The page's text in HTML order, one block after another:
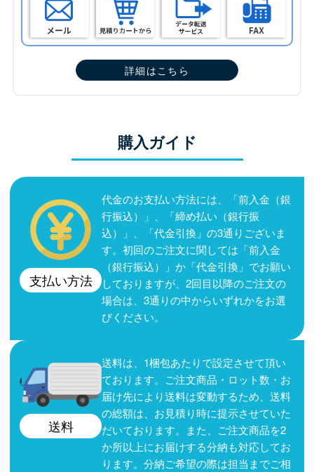
詳細はこちら
購入ガイド
支払い方法
代金のお支払い方法には、「前入金（銀
行振込）」、「締め払い（銀行振
込）」、「代金引換」の3通りございま
す。初回のご注文に関しては「前入金
（銀行振込）」か「代金引換」でお願い
しておりますが、2回目以降のご注文の
場合は、3通りの中からいずれかをお選
びください。
送料
送料は、1梱包あたりで設定させて頂い
ております。ご注文商品・ロット数・お
届け先により送料は変動するため、送料
の総額は、お見積り時に提示させていた
だいております。また、ご注文商品を2
か所以上にお届けする分納も対応してお
ります。分納ご希望の際は担当までご相